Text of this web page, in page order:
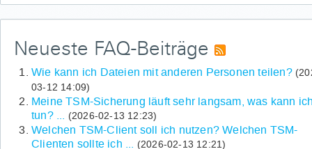
Neueste FAQ-Beiträge
Wie kann ich Dateien mit anderen Personen teilen?
03-12 14:09)
Meine TSM-Sicherung läuft sehr langsam, was kann
tun? ...
(2026-02-13 12:23)
Welchen TSM-Client soll ich nutzen? Welchen TSM-
Clienten sollte ich ...
(2026-02-13 12:21)